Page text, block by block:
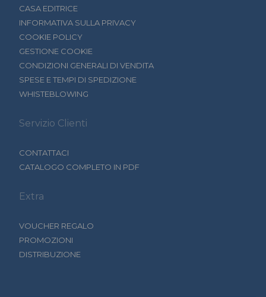
CASA EDITRICE
INFORMATIVA SULLA PRIVACY
COOKIE POLICY
GESTIONE COOKIE
CONDIZIONI GENERALI DI VENDITA
SPESE E TEMPI DI SPEDIZIONE
WHISTEBLOWING
Servizio Clienti
CONTATTACI
CATALOGO COMPLETO IN PDF
Extra
VOUCHER REGALO
PROMOZIONI
DISTRIBUZIONE